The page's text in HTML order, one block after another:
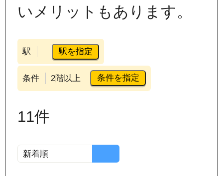
いメリットもあります。
駅 駅を指定
条件 2階以上 条件を指定
11件